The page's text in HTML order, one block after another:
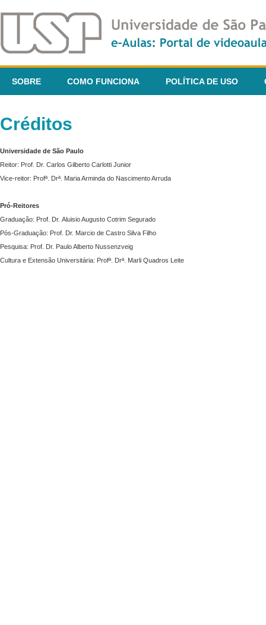
SOBRE COMO FUNCIONA POLÍTICA DE USO
Créditos
Universidade de São Paulo
Reitor: Prof. Dr. Carlos Gilberto Carlotti Junior
Vice-reitor: Profª. Drª. Maria Arminda do Nascimento Arruda
Pró-Reitores
Graduação: Prof. Dr. Aluisio Augusto Cotrim Segurado
Pós-Graduação: Prof. Dr. Marcio de Castro Silva Filho
Pesquisa: Prof. Dr. Paulo Alberto Nussenzveig
Cultura e Extensão Universitária: Profª. Drª. Marli Quadros Leite